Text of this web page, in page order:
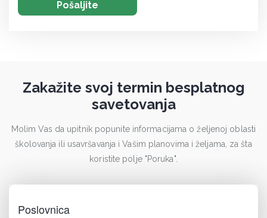
Zakažite svoj termin besplatnog
savetovanja
Molim Vas da upitnik popunite informacijama o željenoj oblasti
školovanja ili usavršavanja i Vašim planovima i željama, za šta
koristite polje "Poruka".
Poslovnica